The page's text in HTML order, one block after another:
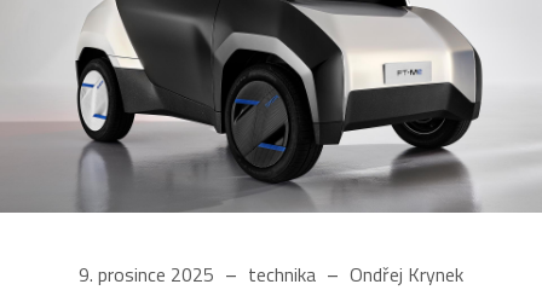
9. prosince 2025 technika Ondřej Krynek